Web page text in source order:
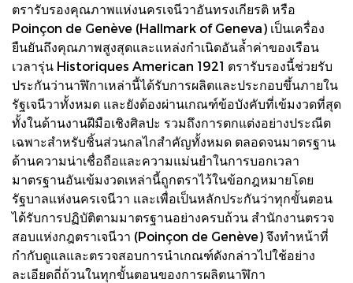
ตรารับรองคุณภาพแห่งนครเจนีวาอันทรงเกียรติ หรือ
Poinçon de Genève (Hallmark of Geneva) เป็นเครื่อง
ยืนยันถึงคุณภาพสูงสุดและแหล่งกำเนิดอันล้ำค่าของเรือน
เวลารุ่น Historiques American 1921 ตรารับรองนี้ช่วยรับ
ประกันว่านาฬิกาเหล่านี้ได้รับการผลิตและประกอบขึ้นภายใน
รัฐเจนีวาทั้งหมด และยังต้องผ่านเกณฑ์ข้อบังคับที่เข้มงวดที่สุด
ทั้งในด้านงานฝีมือเชิงศิลปะ รวมถึงการตกแต่งอย่างประณีต
เฉพาะสำหรับชิ้นส่วนกลไกสำคัญทั้งหมด ตลอดจนมาตรฐาน
ด้านความน่าเชื่อถือและความแม่นยำในการบอกเวลา
มาตรฐานอันเข้มงวดเหล่านี้ถูกตราไว้ในข้อกฎหมายโดย
รัฐบาลแห่งนครเจนีวา และเพื่อเป็นหลักประกันว่าทุกขั้นตอน
ได้รับการปฏิบัติตามมาตรฐานอย่างครบถ้วน สำนักงานตรวจ
สอบแห่งกฎตราเจนีวา (Poinçon de Genève) จึงทำหน้าที่
กำกับดูแลและตรวจสอบการนำเกณฑ์ดังกล่าวไปใช้อย่าง
ละเอียดถี่ถ้วนในทุกขั้นตอนของการผลิตนาฬิกา